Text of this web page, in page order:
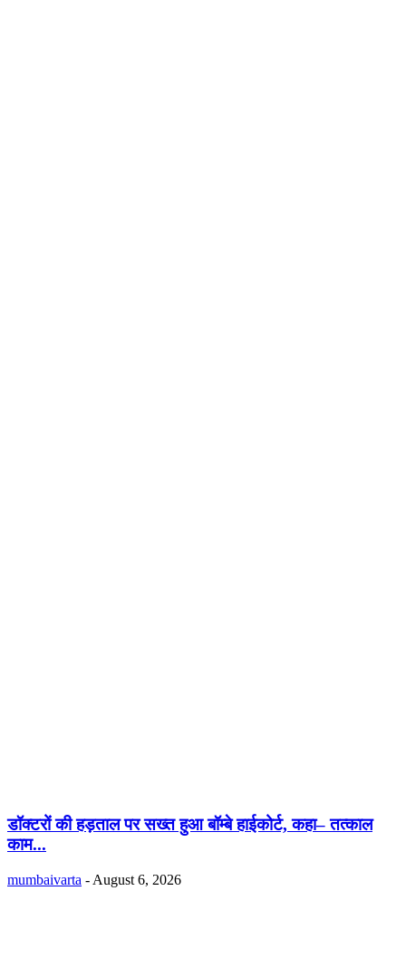
डॉक्टरों की हड़ताल पर सख्त हुआ बॉम्बे हाईकोर्ट, कहा– तत्काल
काम...
mumbaivarta - August 6, 2026